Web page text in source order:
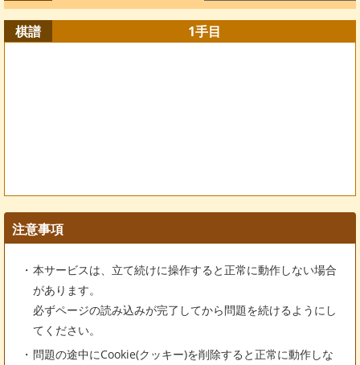
棋譜 1手目
注意事項
本サービスは、立て続けに操作すると正常に動作しない場合
があります。
必ずページの読み込みが完了してから問題を続けるようにし
てください。
問題の途中にCookie(クッキー)を削除すると正常に動作しな